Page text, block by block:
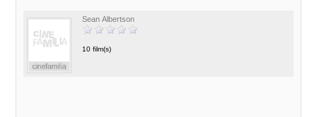
Sean Albertson
10 film(s)